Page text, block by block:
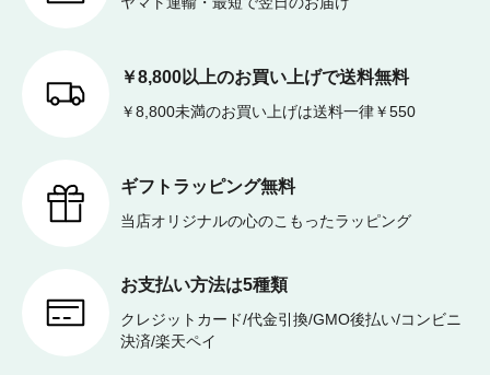
￥8,800以上のお買い上げで送料無料
￥8,800未満のお買い上げは送料一律￥550
ギフトラッピング無料
当店オリジナルの心のこもったラッピング
お支払い方法は5種類
クレジットカード/代金引換/GMO後払い/コンビニ
決済/楽天ペイ